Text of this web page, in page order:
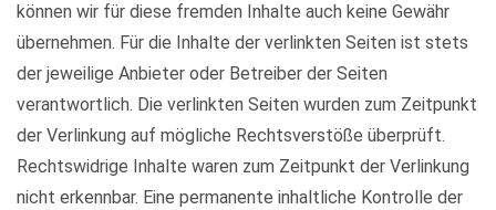
können wir für diese fremden Inhalte auch keine Gewähr
übernehmen. Für die Inhalte der verlinkten Seiten ist stets
der jeweilige Anbieter oder Betreiber der Seiten
verantwortlich. Die verlinkten Seiten wurden zum Zeitpunkt
der Verlinkung auf mögliche Rechtsverstöße überprüft.
Rechtswidrige Inhalte waren zum Zeitpunkt der Verlinkung
nicht erkennbar. Eine permanente inhaltliche Kontrolle der